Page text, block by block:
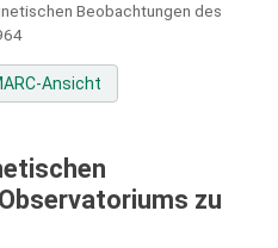
Beobachtungen des
Ansicht
zu